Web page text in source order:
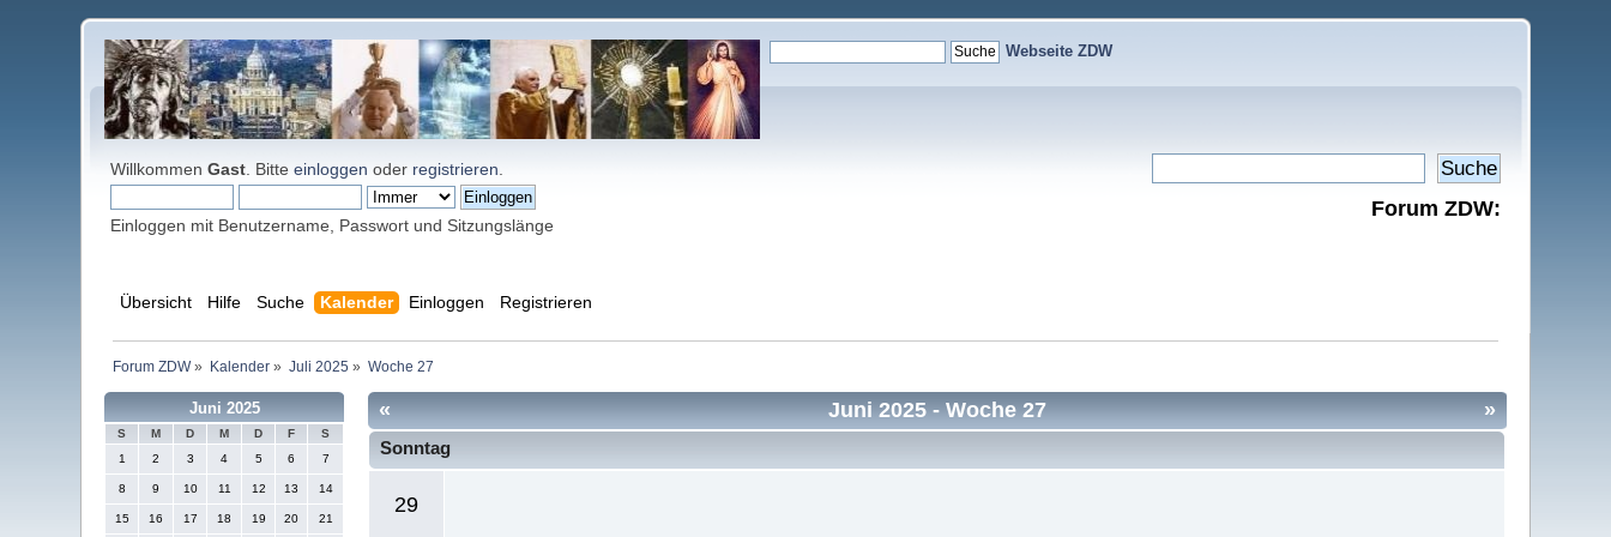
Webseite ZDW
WillkommenGast . Bitteeinloggen oder registrieren
Einloggen mit Benutzername, Passwort und Sitzungslänge
Forum ZDW:
Übersicht Hilfe Suche Kalender Einloggen Registrieren
Forum ZDW» Kalender» Juli 2025 » Woche 27
Juni 2025
S M D M D F
S
1
2 3 4 5 6 7
8 9 10 11 12 13 14
15 16 17 18 19 20 21
« »
Juni 2025- Woche 27
Sonntag
29